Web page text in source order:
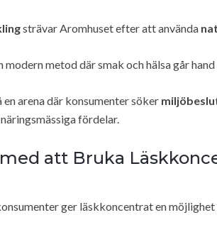
strävar Aromhuset efter att använda
modern metod där smak och hälsa går hand
arena där konsumenter söker
fördelar.
att Bruka
ger läskkoncentrat en